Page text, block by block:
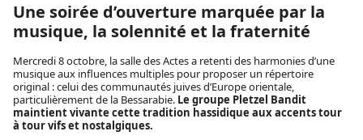
Une soirée d’ouverture marquée par la
musique, la solennité et la fraternité
Mercredi 8 octobre, la salle des Actes a retenti des harmonies d’une
musique aux influences multiples pour proposer un répertoire
original : celui des communautés juives d’Europe orientale,
particulièrement de la Bessarabie. Le groupe Pletzel Bandit
maintient vivante cette tradition hassidique aux accents tour
à tour vifs et nostalgiques.